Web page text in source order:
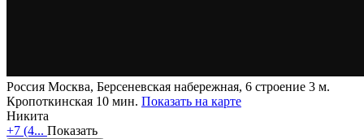
Россия Москва, Берсеневская набережная, 6 строение 3 м.
Кропоткинская 10 мин. Показать на карте
Никита
+7 (4... Показать